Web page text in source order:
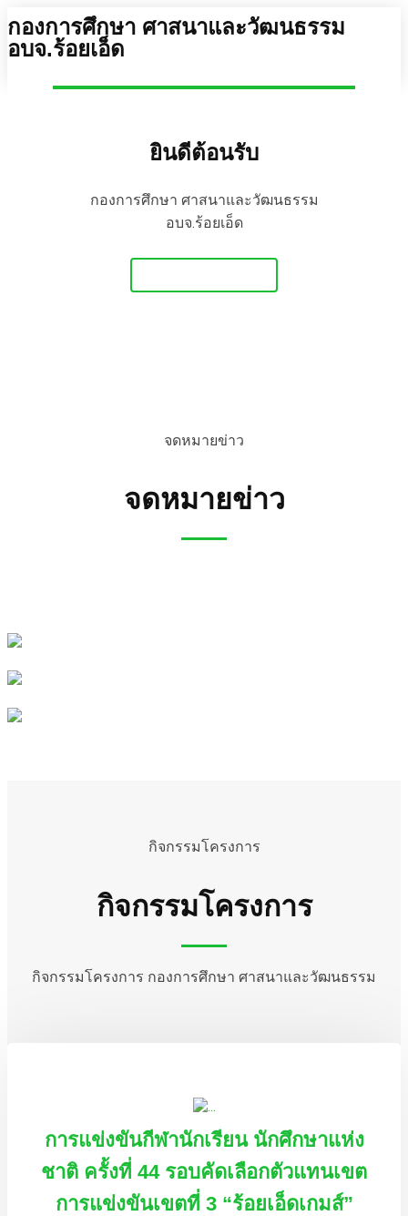
กองการศึกษา ศาสนาและวัฒนธรรม
อบจ.ร้อยเอ็ด
ยินดีต้อนรับ
กองการศึกษา ศาสนาและวัฒนธรรม
อบจ.ร้อยเอ็ด
จดหมายข่าว
จดหมายข่าว
กิจกรรมโครงการ
กิจกรรมโครงการ
กิจกรรมโครงการ กองการศึกษา ศาสนาและวัฒนธรรม
การแข่งขันกีฬานักเรียน นักศึกษาแห่ง
ชาติ ครั้งที่ 44 รอบคัดเลือกตัวแทนเขต
การแข่งขันเขตที่ 3 “ร้อยเอ็ดเกมส์”